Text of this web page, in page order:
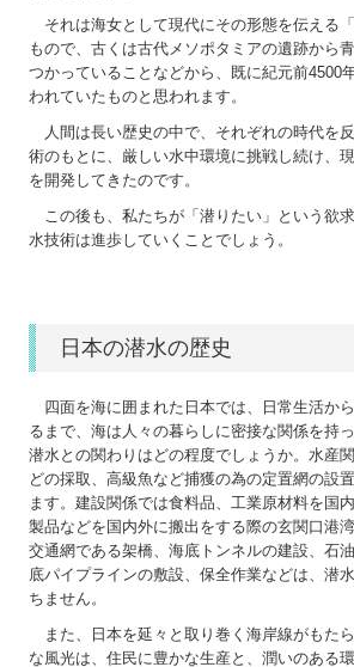
資格取得について
港湾潜水技士（１~３級）
特別港湾潜水技士
資格更新講習会
会報「潜水」
会員向け情報
書籍の販売
ダウンロード
交通案内
お問合せ
それは海女として現代にその形態を伝える
もので、古くは古代メソポタミアの遺跡から
つかっていることなどから、既に紀元前4500
われていたものと思われます。
人間は長い歴史の中で、それぞれの時代を
術のもとに、厳しい水中環境に挑戦し続け、
を開発してきたのです。
この後も、私たちが「潜りたい」という欲
水技術は進歩していくことでしょう。
日本の潜水の歴史
四面を海に囲まれた日本では、日常生活か
るまで、海は人々の暮らしに密接な関係を持
潜水との関わりはどの程度でしょうか。水産
どの採取、高級魚など捕獲の為の定置網の設
ます。建設関係では食料品、工業原材料を国
製品などを国内外に搬出をする際の玄関口港
交通網である架橋、海底トンネルの建設、石
底パイプラインの敷設、保全作業などは、潜
ちません。
また、日本を延々と取り巻く海岸線がもた
な風光は、住民に豊かな生産と、潤いのある